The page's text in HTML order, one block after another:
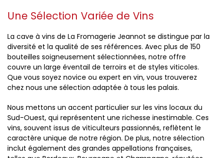
Une Sélection Variée de Vins
La cave à vins de La Fromagerie Jeannot se distingue par la
diversité et la qualité de ses références. Avec plus de 150
bouteilles soigneusement sélectionnées, notre offre
couvre un large éventail de terroirs et de styles viticoles.
Que vous soyez novice ou expert en vin, vous trouverez
chez nous une sélection adaptée à tous les palais.
Nous mettons un accent particulier sur les vins locaux du
Sud-Ouest, qui représentent une richesse inestimable. Ces
vins, souvent issus de viticulteurs passionnés, reflètent le
caractère unique de notre région. De plus, notre sélection
inclut également des grandes appellations françaises,